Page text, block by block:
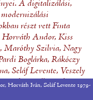
RMK I 183)
[digitalizált]
Ezerötszáz után
havának utolsó
Farkasnak
A digitalizálási,
részt vett Finta
Andor, Kiss
Maróthy Szilvia, Nagy
Boglárka, Rákóczy
Seláf Levente, Veszely
Villő, Zohó-
Horváth Iván, Seláf Levente 1979-